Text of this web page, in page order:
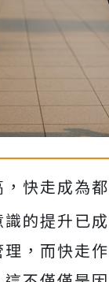
快走成為
的提升已
，而快走